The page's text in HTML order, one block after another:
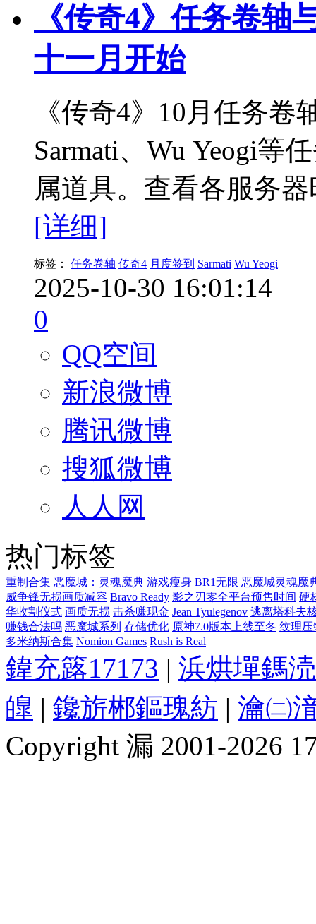
《传奇4》任务卷轴
十一月开始
《传奇4》10月任务
Sarmati、Wu Yeogi等
属道具。查看各服务
[详细]
标签： 任务卷轴 传奇4 月度签到 Sarmati Wu Yeogi
2025-10-30 16:01:14
0
QQ空间
新浪微博
腾讯微博
搜狐微博
人人网
热门标签
重制合集 恶魔城：灵魂魔典 游戏瘦身 BR1无限 恶魔城灵魂魔
威争锋无损画质减容 Bravo Ready 影之刃零全平台预售时间 硬
华收割仪式 画质无损 击杀赚现金 Jean Tyulegenov 逃离塔科夫
赚钱合法吗 恶魔城系列 存储优化 原神7.0版本上线至冬 纹理压
多米纳斯合集 Nomion Games Rush is Real
鍏充簬17173 | 浜烘墠鎷
皥 | 鑱旂郴鏂瑰紡 | 瀹㈡
Copyright 漏 2001-2026